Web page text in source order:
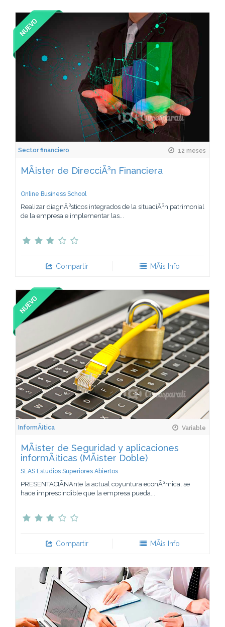
Sector financiero 12 meses
MÃ¡ster de DirecciÃ³n Financiera
Online Business School
Realizar diagnÃ³sticos integrados de la situaciÃ³n patrimonial
de la empresa e implementar las...
Compartir MÃ¡s Info
InformÃ¡tica Variable
MÃ¡ster de Seguridad y aplicaciones
informÃ¡ticas (MÃ¡ster Doble)
SEAS Estudios Superiores Abiertos
PRESENTACIÃNAnte la actual coyuntura econÃ³mica, se
hace imprescindible que la empresa pueda...
Compartir MÃ¡s Info